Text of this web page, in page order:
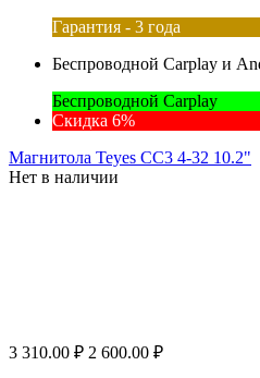
Гарантия - 3 года
Беспроводной Carplay и
Беспроводной Carplay
Скидка 6%
Магнитола Teyes CC3 4-32 10.2"
Нет в наличии
3 310.00 ₽ 2 600.00 ₽